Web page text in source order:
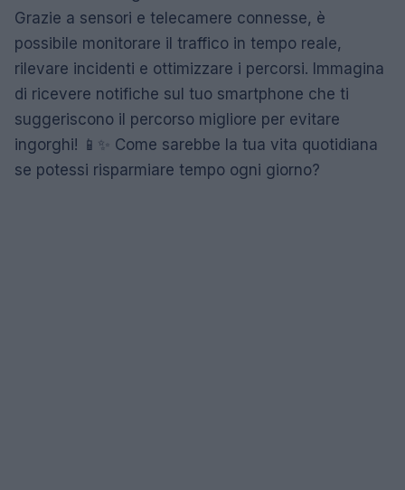
Grazie a sensori e telecamere connesse, è
possibile monitorare il traffico in tempo reale,
rilevare incidenti e ottimizzare i percorsi. Immagina
di ricevere notifiche sul tuo smartphone che ti
suggeriscono il percorso migliore per evitare
ingorghi! 📱✨ Come sarebbe la tua vita quotidiana
se potessi risparmiare tempo ogni giorno?